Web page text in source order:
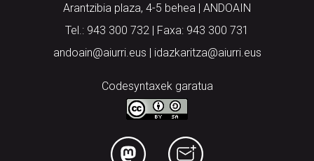
Arantzibia plaza, 4-5 behea | ANDOAIN
Tel.: 943 300 732 | Faxa: 943 300 731
andoain@aiurri.eus | idazkaritza@aiurri.eus
Codesyntaxek garatua